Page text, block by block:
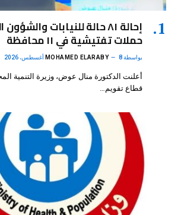
إحالة ٨١ حالة للنيابات
حملات تفتيشية في ١١ محافظة
بواسطة MOHAMED ELARABY 8 أغسطس، 2026
أعلنت الدكتورة منال عوض، وزيرة التنمية
قطاع تقويم…